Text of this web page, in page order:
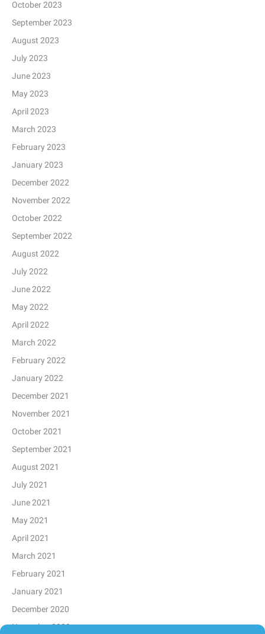
October 2023
September 2023
August 2023
July 2023
June 2023
May 2023
April 2023
March 2023
February 2023
January 2023
December 2022
November 2022
October 2022
September 2022
August 2022
July 2022
June 2022
May 2022
April 2022
March 2022
February 2022
January 2022
December 2021
November 2021
October 2021
September 2021
August 2021
July 2021
June 2021
May 2021
April 2021
March 2021
February 2021
January 2021
December 2020
November 2020